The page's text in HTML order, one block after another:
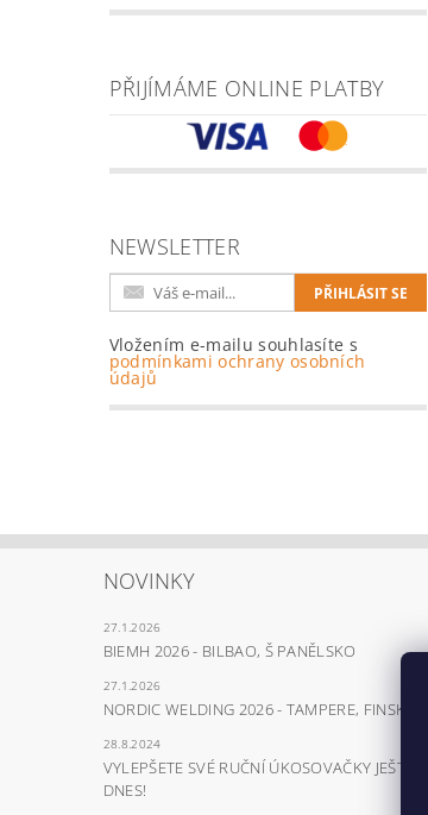
PŘIJÍMÁME ONLINE PLATBY
NEWSLETTER
Vložením e-mailu souhlasíte s
podmínkami ochrany osobních
údajů
NOVINKY
27.1.2026
BIEMH 2026 - BILBAO, Š PANĚLSKO
27.1.2026
NORDIC WELDING 2026 - TAMPERE, FINSKO
28.8.2024
VYLEPŠETE SVÉ RUČNÍ ÚKOSOVAČKY JEŠTĚ
DNES!